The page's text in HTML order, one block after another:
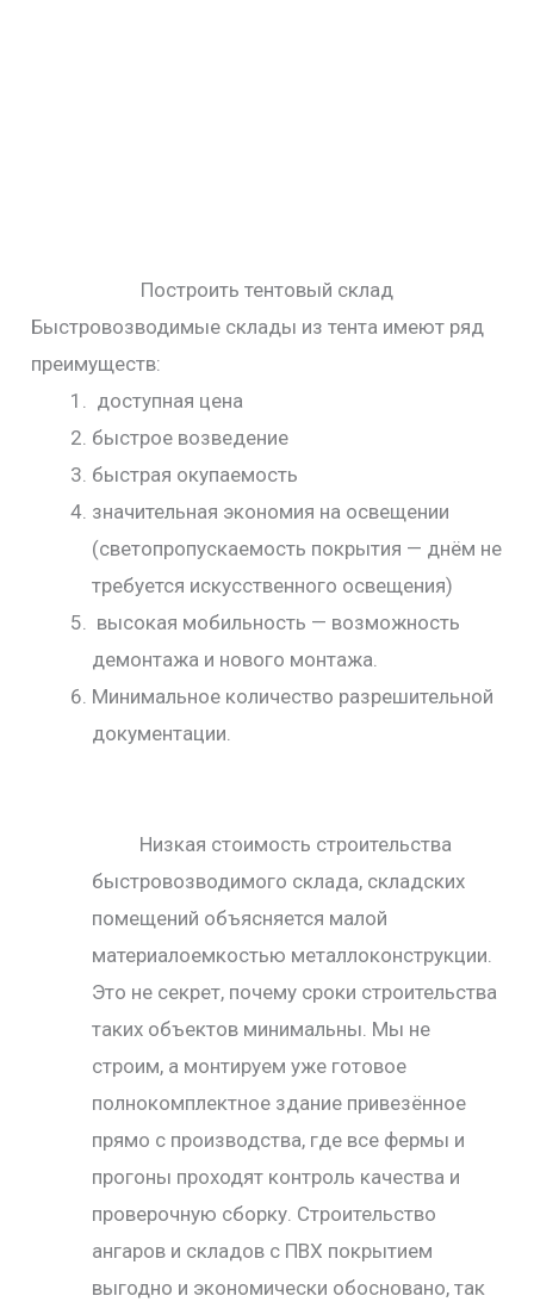
Построить тентовый склад
Быстровозводимые склады из тента имеют ряд
преимуществ:
доступная цена
быстрое возведение
быстрая окупаемость
значительная экономия на освещении
(светопропускаемость покрытия — днём не
требуется искусственного освещения)
высокая мобильность — возможность
демонтажа и нового монтажа.
Минимальное количество разрешительной
документации.
Низкая стоимость строительства
быстровозводимого склада, складских
помещений объясняется малой
материалоемкостью металлоконструкции.
Это не секрет, почему сроки строительства
таких объектов минимальны. Мы не
строим, а монтируем уже готовое
полнокомплектное здание привезённое
прямо с производства, где все фермы и
прогоны проходят контроль качества и
проверочную сборку. Строительство
ангаров и складов с ПВХ покрытием
выгодно и экономически обосновано, так